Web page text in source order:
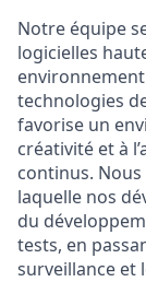
Notre équipe
logicielles
environnement
technologies
favorise un
créativité et à
continus.
laquelle nos
du
tests, en
surveillance et